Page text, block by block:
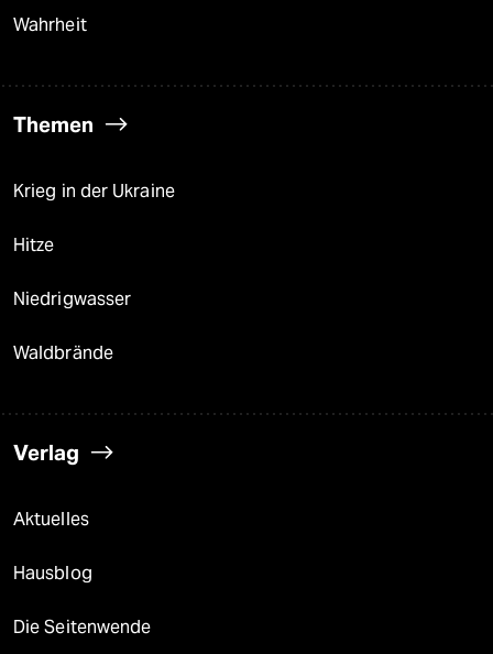
Wahrheit
Themen
Krieg in der Ukraine
Hitze
Niedrigwasser
Waldbrände
Verlag
Aktuelles
Hausblog
Die Seitenwende